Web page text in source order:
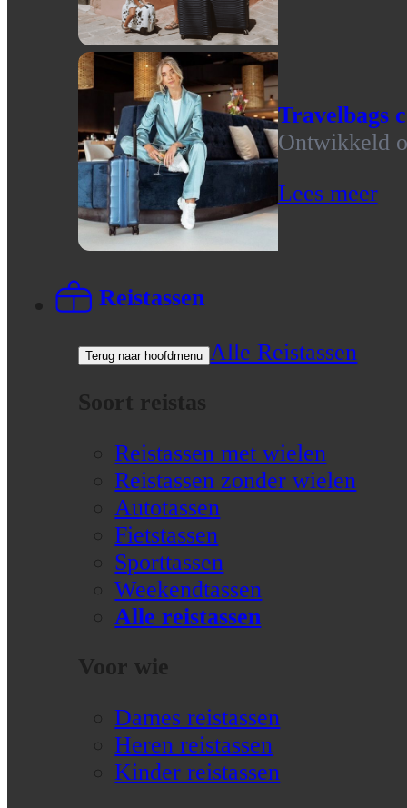
Travelbags
Ontwikkeld
Lees meer
Reistassen
Terug naar hoofdmenu
Alle Reistassen
Soort reistas
Reistassen met wielen
Reistassen zonder wielen
Autotassen
Fietstassen
Sporttassen
Weekendtassen
Alle reistassen
Voor wie
Dames reistassen
Heren reistassen
Kinder reistassen